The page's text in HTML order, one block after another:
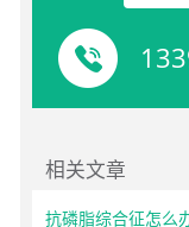
相关文章
抗磷脂综合征怎么